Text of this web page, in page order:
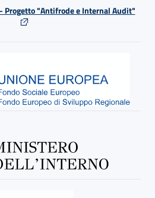
Progetto "Antifrode e Internal Audit"